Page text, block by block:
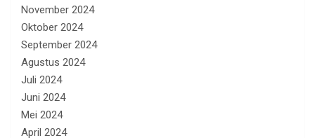
November 2024
Oktober 2024
September 2024
Agustus 2024
Juli 2024
Juni 2024
Mei 2024
April 2024